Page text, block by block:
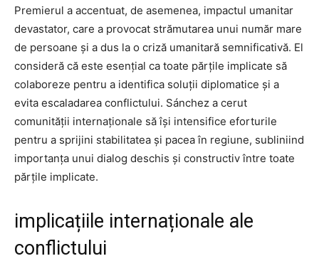
Premierul a accentuat, de asemenea, impactul umanitar
devastator, care a provocat strămutarea unui număr mare
de persoane și a dus la o criză umanitară semnificativă. El
consideră că este esențial ca toate părțile implicate să
colaboreze pentru a identifica soluții diplomatice și a
evita escaladarea conflictului. Sánchez a cerut
comunității internaționale să își intensifice eforturile
pentru a sprijini stabilitatea și pacea în regiune, subliniind
importanța unui dialog deschis și constructiv între toate
părțile implicate.
implicațiile internaționale ale
conflictului